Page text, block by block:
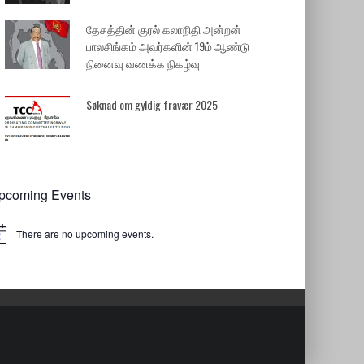
தேசத்தின் குரல் கலாநிதி அன்றன்
பாலசிங்கம் அவர்களின் 19ம் ஆண்டு
நினைவு வணக்க நிகழ்வு
Søknad om gyldig fravær 2025
Events
There are no upcoming events.